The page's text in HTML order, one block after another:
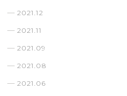
2021.12
2021.11
2021.09
2021.08
2021.06